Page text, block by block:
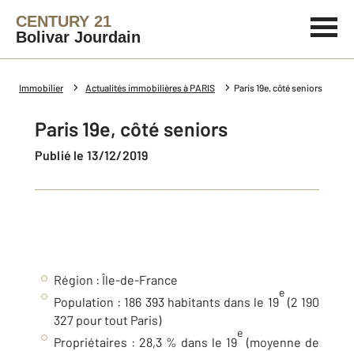
CENTURY 21
Bolivar Jourdain
Immobilier Actualités immobilières à PARIS Paris 19e, côté seniors
Paris 19e, côté seniors
Publié le 13/12/2019
Région : Île-de-France
Population : 186 393 habitants dans le 19
e
(2 190
327 pour tout Paris)
Propriétaires : 28,3 % dans le 19
e
(moyenne de